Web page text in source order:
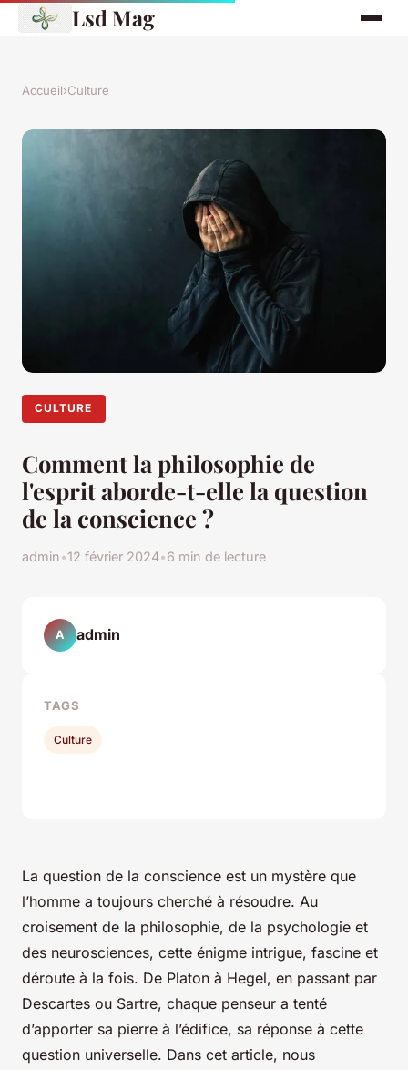
Lsd Mag
Accueil›Culture
CULTURE
Comment la philosophie de
l'esprit aborde-t-elle la question
de la conscience ?
admin•12 février 2024•6 min de lecture
La question de la conscience est un mystère que
l’homme a toujours cherché à résoudre. Au
croisement de la philosophie, de la psychologie et
des neurosciences, cette énigme intrigue, fascine et
déroute à la fois. De Platon à Hegel, en passant par
Descartes ou Sartre, chaque penseur a tenté
d’apporter sa pierre à l’édifice, sa réponse à cette
question universelle. Dans cet article, nous
A admin
TAGS
Culture